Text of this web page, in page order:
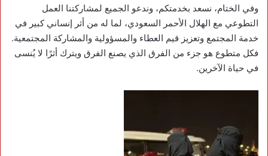
وفي الختام، نسعد بخدمتكم، وندعو الجميع لمشاركتنا العمل
التطوعي مع الهلال الأحمر السعودي، لما له من أثر إنساني كبير في
خدمة المجتمع وتعزيز قيم العطاء والمسؤولية والمشاركة المجتمعية.
فكل متطوع هو جزء من الفرق الذي يصنع الفرق ويترك أثرًا لا يُنسى
في حياة الآخرين.